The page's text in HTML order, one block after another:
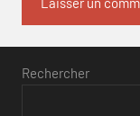
Rechercher